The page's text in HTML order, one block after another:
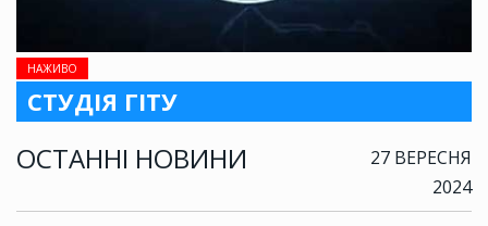
НАЖИВО
СТУДІЯ ГІТУ
ОСТАННІ НОВИНИ
27 ВЕРЕСНЯ
2024